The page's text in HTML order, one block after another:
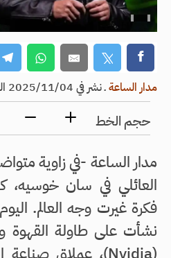
مدار الساعةـنشر في 2025/11/04 الساعة 14:52
حجم الخط
مدار الساعة -في زاوية
العائلي في سان خوسيه،
فكرة غيرت وجه العالم.
نشأت على طاولة القهوة